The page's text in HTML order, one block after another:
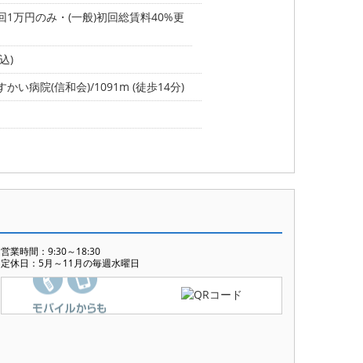
万円のみ・(一般)初回総賃料40%更
)
かい病院(信和会)/1091m (徒歩14分)
営業時間：9:30～18:30
定休日：5月～11月の毎週水曜日